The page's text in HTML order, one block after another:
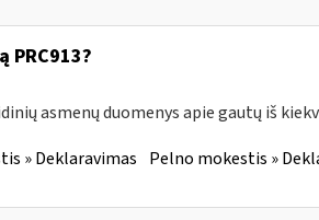
asmenų duomenys apie gautų iš
» Deklaravimas Pelno mokestis »